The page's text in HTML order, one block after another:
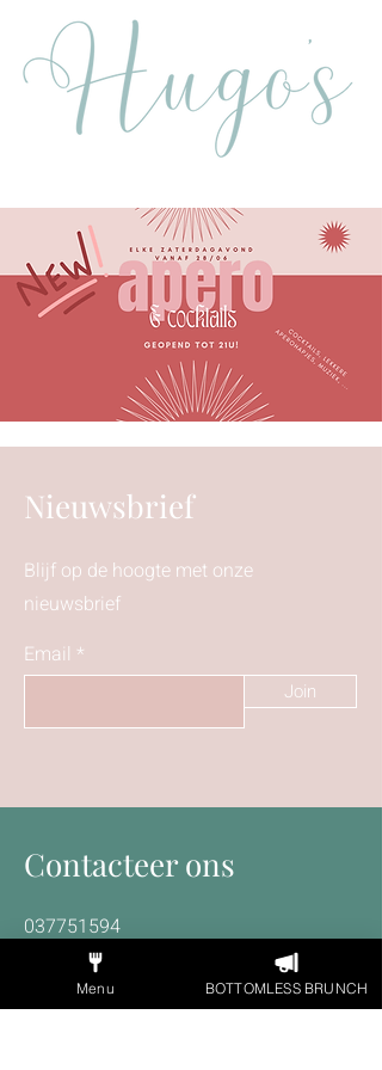
Nieuwsbrief
Blijf op de hoogte met onze
nieuwsbrief
Email
Join
Contacteer ons
037751594
Info@hugosbrasschaat.be
Bredabaan 222
Menu BOTTOMLESS BRUNCH